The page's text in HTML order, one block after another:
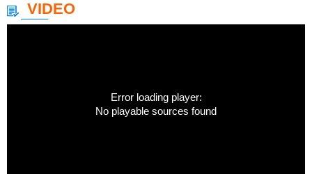
VIDEO
Error loading player:
No playable sources found